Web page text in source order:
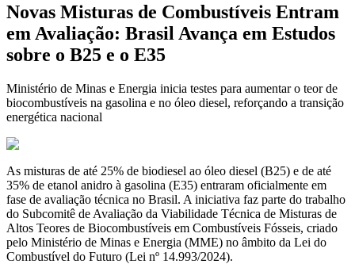
Novas Misturas de Combustíveis Entram
em Avaliação: Brasil Avança em Estudos
sobre o B25 e o E35
Ministério de Minas e Energia inicia testes para aumentar o teor de
biocombustíveis na gasolina e no óleo diesel, reforçando a transição
energética nacional
As misturas de até 25% de biodiesel ao óleo diesel (B25) e de até
35% de etanol anidro à gasolina (E35) entraram oficialmente em
fase de avaliação técnica no Brasil. A iniciativa faz parte do trabalho
do Subcomitê de Avaliação da Viabilidade Técnica de Misturas de
Altos Teores de Biocombustíveis em Combustíveis Fósseis, criado
pelo Ministério de Minas e Energia (MME) no âmbito da Lei do
Combustível do Futuro (Lei nº 14.993/2024).